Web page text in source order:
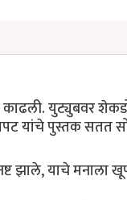
काढली. युट्युबवर
यांचे पुस्तक सतत
झाले, याचे मनाला